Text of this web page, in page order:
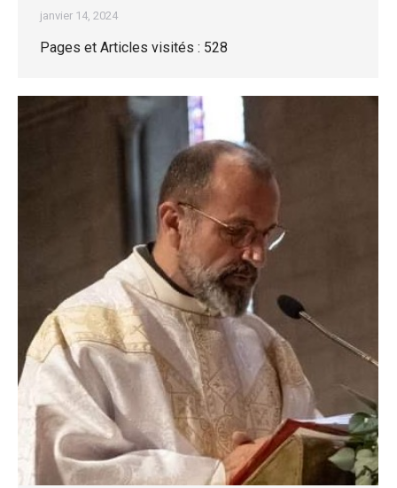
janvier 14, 2024
Pages et Articles visités : 528